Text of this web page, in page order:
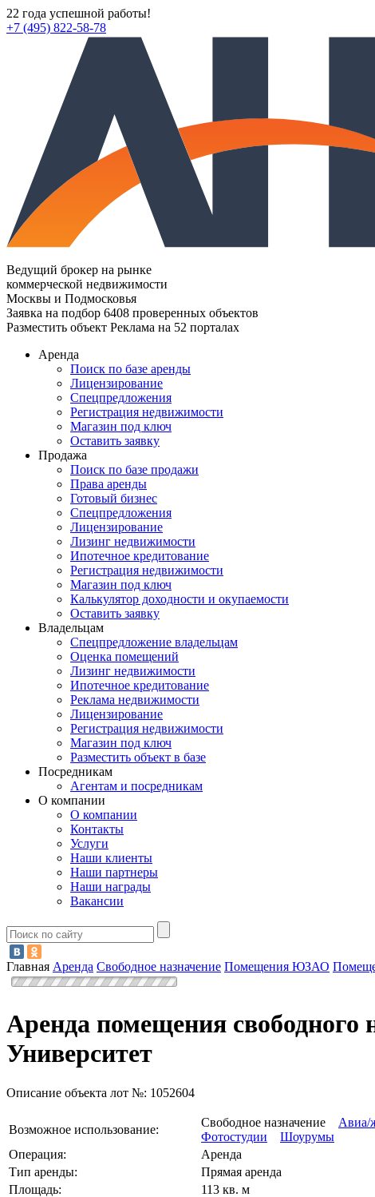
22 года успешной работы!
+7 (495) 822-58-78
Ведущий брокер на рынке
коммерческой недвижимости
Москвы и Подмосковья
Заявка на подбор 6408 проверенных объектов
Разместить объект Реклама на 52 порталах
Аренда
Поиск по базе аренды
Лицензирование
Спецпредложения
Регистрация недвижимости
Магазин под ключ
Оставить заявку
Продажа
Поиск по базе продажи
Права аренды
Готовый бизнес
Спецпредложения
Лицензирование
Лизинг недвижимости
Ипотечное кредитование
Регистрация недвижимости
Магазин под ключ
Калькулятор доходности и окупаемости
Оставить заявку
Владельцам
Спецпредложение владельцам
Оценка помещений
Лизинг недвижимости
Ипотечное кредитование
Реклама недвижимости
Лицензирование
Регистрация недвижимости
Магазин под ключ
Разместить объект в базе
Посредникам
Агентам и посредникам
О компании
О компании
Контакты
Услуги
Наши клиенты
Наши партнеры
Наши награды
Вакансии
Главная Аренда Свободное назначение Помещения ЮЗАО
Аренда помещения свободного
Университет
Описание объекта лот №: 1052604
Возможное использование:
Свободное назначение Авиа/
Фотостудии
Шоурумы
Операция:
Аренда
Тип аренды:
Прямая аренда
Площадь:
113 кв. м